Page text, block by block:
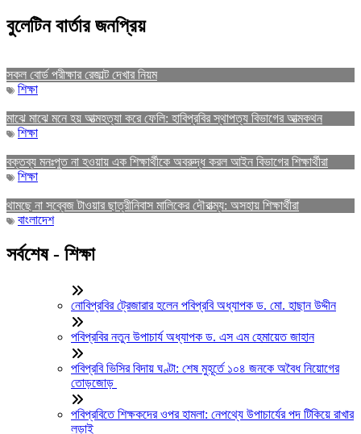
বুলেটিন বার্তার জনপ্রিয়
সকল বোর্ড পরীক্ষার রেজাল্ট দেখার নিয়ম
শিক্ষা
মাঝে মাঝে মনে হয় আত্মহত্যা করে ফেলি: হাবিপ্রবির স্থাপত্য বিভাগের আত্মকথন
শিক্ষা
বক্তব্য মনঃপুত না হওয়ায় এক শিক্ষার্থীকে অবরুদ্ধ করল আইন বিভাগের শিক্ষার্থীরা
শিক্ষা
থামছে না সব্বেজ টাওয়ার ছাত্রীনিবাস মালিকের দৌরাত্ম্য: অসহায় শিক্ষার্থীরা
বাংলাদেশ
সর্বশেষ - শিক্ষা
নোবিপ্রবির ট্রেজারার হলেন পবিপ্রবি অধ্যাপক ড. মো. হাছান উদ্দীন
পবিপ্রবির নতুন উপাচার্য অধ্যাপক ড. এস এম হেমায়েত জাহান
পবিপ্রবি ভিসির বিদায় ঘণ্টা: শেষ মুহূর্তে ১০৪ জনকে অবৈধ নিয়োগের
তোড়জোড়
পবিপ্রবিতে শিক্ষকদের ওপর হামলা: নেপথ্যে উপাচার্যের পদ টিকিয়ে রাখার
লড়াই